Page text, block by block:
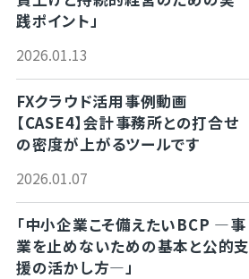
践ポイント」
2026.01.13
FXクラウド活用事例動画
【CASE4】会計事務所との打合せ
の密度が上がるツールです
2026.01.07
「中小企業こそ備えたいBCP ―事
業を止めないための基本と公的支
援の活かし方―」